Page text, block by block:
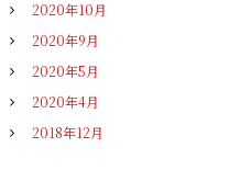
2020年10月
2020年9月
2020年5月
2020年4月
2018年12月